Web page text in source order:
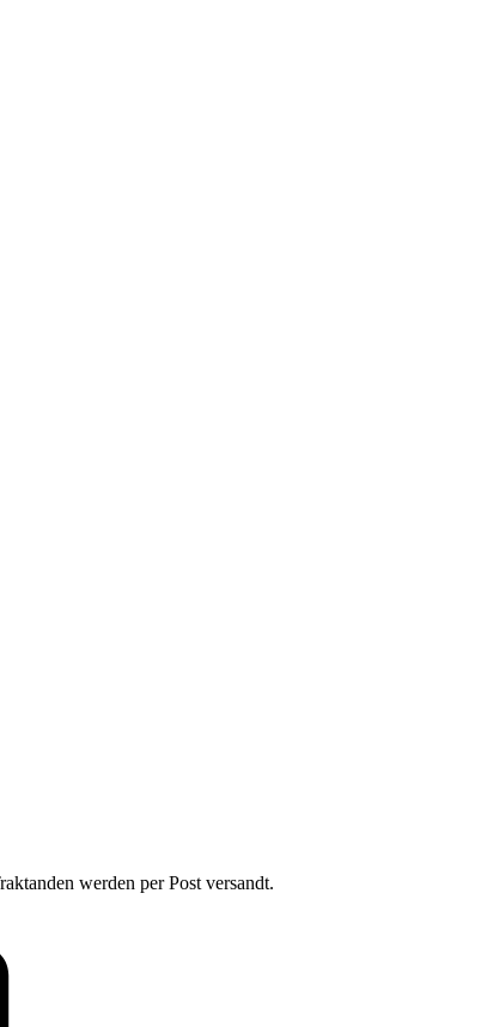
werden per Post versandt.